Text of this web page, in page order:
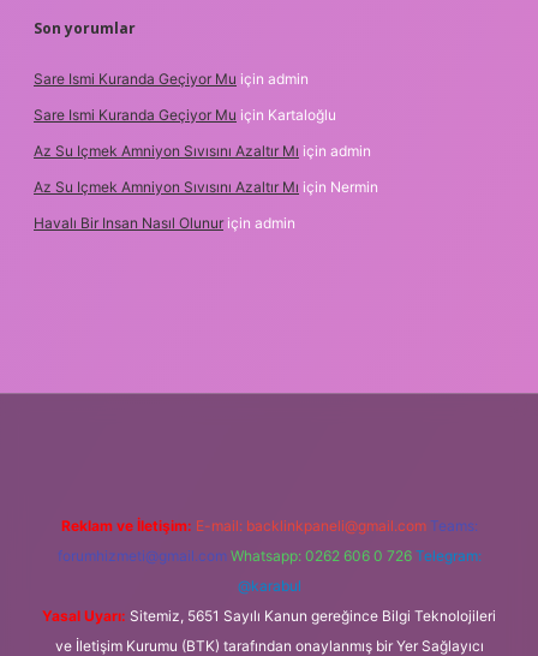
Son yorumlar
Sare Ismi Kuranda Geçiyor Mu için admin
Sare Ismi Kuranda Geçiyor Mu için Kartaloğlu
Az Su Içmek Amniyon Sıvısını Azaltır Mı için admin
Az Su Içmek Amniyon Sıvısını Azaltır Mı için Nermin
Havalı Bir Insan Nasıl Olunur için admin
Reklam ve İletişim: E-mail: backlinkpaneli@gmail.com Teams:
forumhizmeti@gmail.com Whatsapp: 0262 606 0 726 Telegram:
@karabul
Yasal Uyarı: Sitemiz, 5651 Sayılı Kanun gereğince Bilgi Teknolojileri
ve İletişim Kurumu (BTK) tarafından onaylanmış bir Yer Sağlayıcı